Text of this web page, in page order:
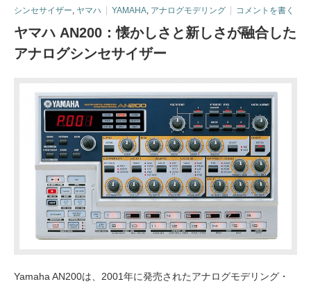
シンセサイザー, ヤマハ YAMAHA, アナログモデリング コメントを書く
ヤマハ AN200：懐かしさと新しさが融合した
アナログシンセサイザー
Yamaha AN200は、2001年に発売されたアナログモデリング・